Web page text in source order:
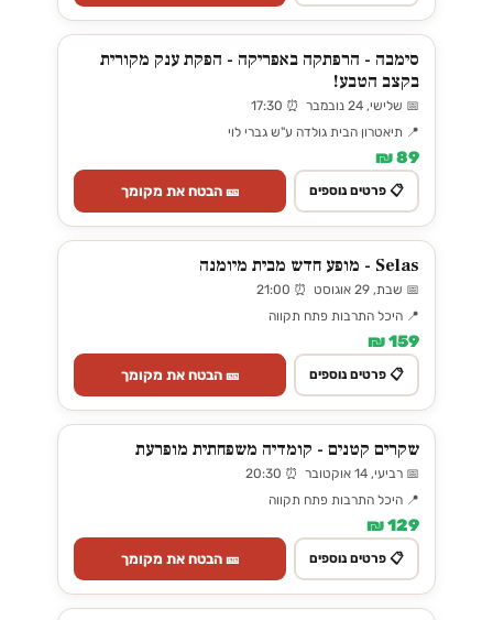
סימבה - הרפתקה באפריקה - הפקת ענק מקורית
בקצב הטבע!
📅 שלישי, 24 נובמבר ⏰ 17:30
📍 תיאטרון הבית גולדה ע"ש גברי לוי
89 ₪
📋 פרטים נוספים 🎫 הבטח את מקומך
Selas - מופע חדש מבית מיומנה
📅 שבת, 29 אוגוסט ⏰ 21:00
📍 היכל התרבות פתח תקווה
159 ₪
📋 פרטים נוספים 🎫 הבטח את מקומך
שקרים קטנים - קומדיה משפחתית מופרעת
📅 רביעי, 14 אוקטובר ⏰ 20:30
📍 היכל התרבות פתח תקווה
129 ₪
📋 פרטים נוספים 🎫 הבטח את מקומך